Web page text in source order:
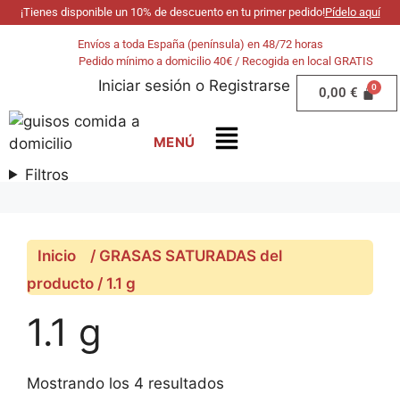
¡Tienes disponible un 10% de descuento en tu primer pedido!Pídelo aquí
Envíos a toda España (península) en 48/72 horas
Pedido mínimo a domicilio 40€ / Recogida en local GRATIS
Iniciar sesión o Registrarse 0,00 €
Filtros
Inicio
/ GRASAS SATURADAS del
producto / 1.1 g
1.1 g
Mostrando los 4 resultados